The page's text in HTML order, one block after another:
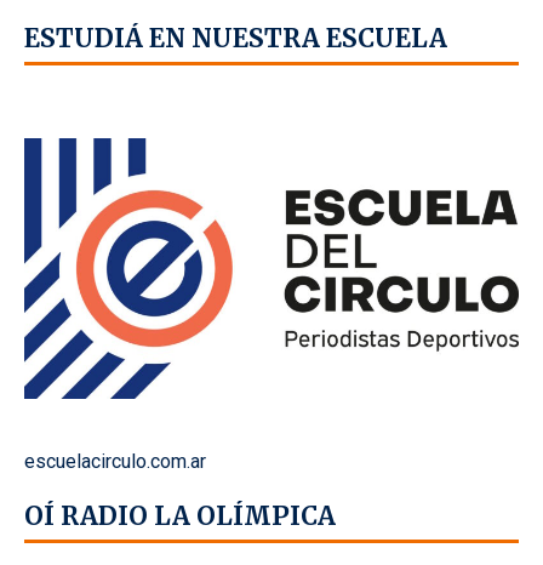
ESTUDIÁ EN NUESTRA ESCUELA
escuelacirculo.com.ar
OÍ RADIO LA OLÍMPICA